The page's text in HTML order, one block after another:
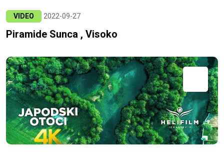
VIDEO 2022-09-27
Piramide Sunca , Visoko